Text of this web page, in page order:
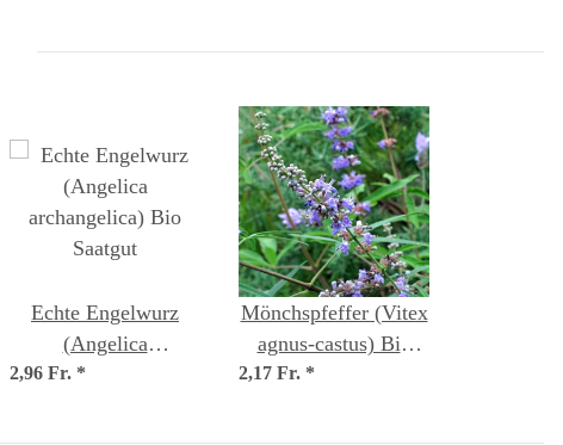
Echte Engelwurz
(Angelica
archangelica) Bio
2,96 Fr. *
Mönchspfeffer (Vitex
agnus-castus) Bio
Saatgut
2,17 Fr. *